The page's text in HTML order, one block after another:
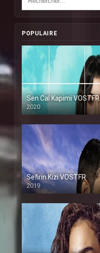
POPULAIRE
Sen Cal Kapimi VOSTFR
2020
Sefirin Kizi VOSTFR
2019